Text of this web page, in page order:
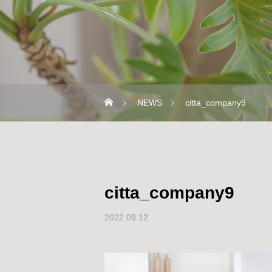
NEWS citta_company9
citta_company9
2022.09.12